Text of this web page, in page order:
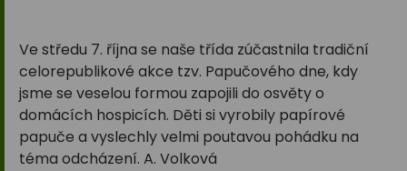
Ve středu 7. října se naše třída zúčastnila tradiční
celorepublikové akce tzv. Papučového dne, kdy
jsme se veselou formou zapojili do osvěty o
domácích hospicích. Děti si vyrobily papírové
papuče a vyslechly velmi poutavou pohádku na
téma odcházení. A. Volková